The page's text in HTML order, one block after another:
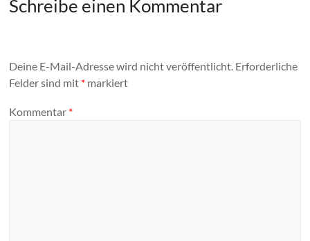
Schreibe einen Kommentar
Deine E-Mail-Adresse wird nicht veröffentlicht. Erforderliche
Felder sind mit * markiert
Kommentar *